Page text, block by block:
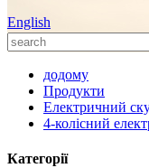
English
додому
Продукти
Електричний
4-колісний
Категорії